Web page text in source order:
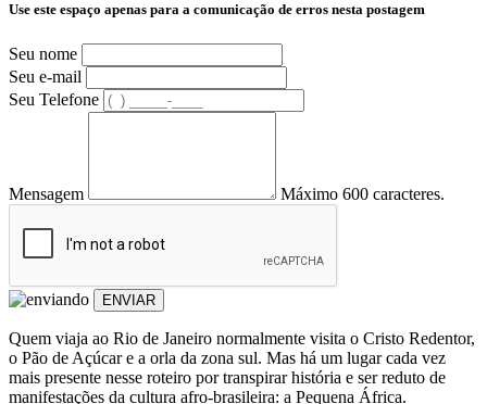
Use este espaço apenas para a comunicação de erros nesta postagem
Seu nome
Seu e-mail
Seu Telefone
Mensagem Máximo 600 caracteres.
ENVIAR
Quem viaja ao Rio de Janeiro normalmente visita o Cristo Redentor,
o Pão de Açúcar e a orla da zona sul. Mas há um lugar cada vez
mais presente nesse roteiro por transpirar história e ser reduto de
manifestações da cultura afro-brasileira: a Pequena África.